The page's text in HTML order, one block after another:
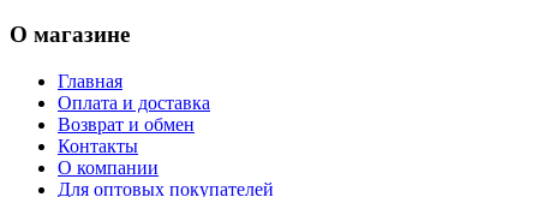
О магазине
Главная
Оплата и доставка
Возврат и обмен
Контакты
О компании
Для оптовых покупателей